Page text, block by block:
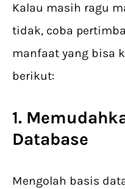
Kalau masih ragu
tidak, coba
manfaat yang bisa
berikut:
1.
Database
Mengolah basis